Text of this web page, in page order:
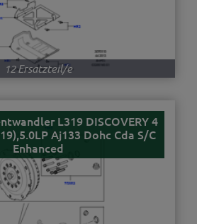
12 Ersatzteil/e
L319 DISCOVERY 4
Aj133 Dohc Cda S/C
Enhanced